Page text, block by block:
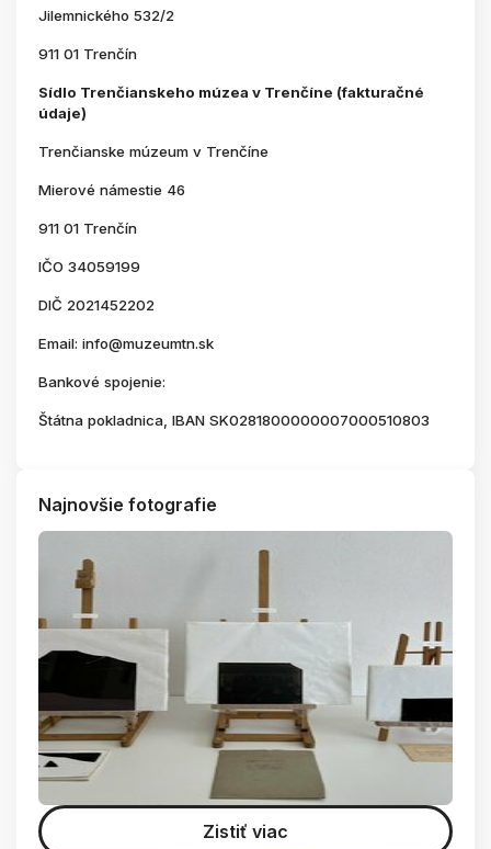
Jilemnického 532/2
911 01 Trenčín
Sídlo Trenčianskeho múzea v Trenčíne (fakturačné
údaje)
Trenčianske múzeum v Trenčíne
Mierové námestie 46
911 01 Trenčín
IČO 34059199
DIČ 2021452202
Email: info@muzeumtn.sk
Bankové spojenie:
Štátna pokladnica, IBAN SK0281800000007000510803
Najnovšie fotografie
Zistiť viac